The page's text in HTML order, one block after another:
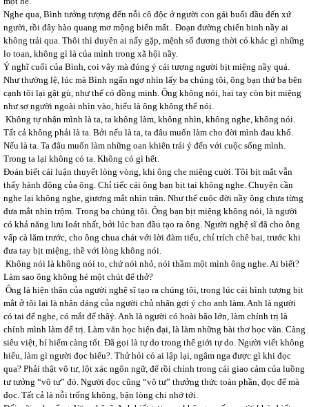
Nghe qua, Bình tưởng tượng đến nỗi cô độc ở người con gái buổi đầu đến xứ
người, rồi đây hào quang mơ mộng biến mất.. Đoạn đường chiến binh nầy ai
không trải qua. Thôi thì duyên ai nấy gặp, mệnh số đương thời có khác gì những
lo toan, không gì là của mình trong xã hội nầy.
Ý nghĩ cuối của Bình, coi vậy mà đúng ý cái tượng người bịt miệng nầy quá.
Như thường lệ, lúc mà Bình ngẩn ngơ nhìn lấy ba chúng tôi, ông bạn thứ ba bên
cạnh tôi lại gật gù, như thể có đồng minh. Ông không nói, hai tay còn bịt miệng
như sợ người ngoài nhìn vào, hiểu là ông không thể nói.
Không tự nhận mình là ta, ta không làm, không nhìn, không nghe, không nói.
Tất cả không phải là ta. Bởi nếu là ta, ta đâu muốn làm cho đời mình đau khổ.
Nếu là ta. Ta đâu muốn làm những oan khiên trái ý đến với cuộc sống mình.
Trong ta lại không có ta. Không có gì hết.
Đoán biết cái luận thuyết lòng vòng, khi ông che miệng cuời. Tôi bịt mắt vẫn
thấy hành động của ông. Chỉ tiếc cái ông bạn bịt tai không nghe. Chuyện cần
nghe lại không nghe, giương mắt nhìn trân. Như thể cuộc đời nầy ông chưa từng
đưa mắt nhìn trộm. Trong ba chúng tôi. Ông bạn bịt miệng không nói, là người
có khả năng lưu loát nhất, bởi lúc ban đầu tạo ra ông. Người nghệ sĩ đã cho ông
vấp cà lăm trước, cho ông chua chát với lời đàm tiếu, chỉ trích chê bai, trước khi
đưa tay bịt miệng, thề với lòng không nói.
Không nói là không nói to, chứ nói nhỏ, nói thầm một mình ông nghe. Ai biết?
Làm sao ông không hé một chút để thở?
Ông là hiện thân của người nghệ sĩ tạo ra chúng tôi, trong lúc cái hình tượng bịt
mắt ở tôi lại là nhân dáng của người chủ nhân gợi ý cho anh làm. Anh là người
có tai để nghe, có mắt để thâý. Anh là người có hoài bão lớn, làm chính trị là
chính mình làm để trị. Làm văn học hiện đại, là làm những bài thơ học văn. Càng
siêu việt, bí hiểm càng tốt. Đã gọi là tự do trong thế giới tự do. Người viết không
hiểu, làm gì người đọc hiểu?. Thử hỏi có ai lập lại, ngâm nga được gì khi đọc
qua? Phải thật vô tư, lột xác ngôn ngữ, để rồi chính trong cái giao cảm của luồng
tư tưởng “vô tư” đó. Người đọc cũng “vô tư” thưởng thức toàn phần, đọc để mà
đọc. Tất cả là nỗi trống không, bận lòng chi nhớ tới.